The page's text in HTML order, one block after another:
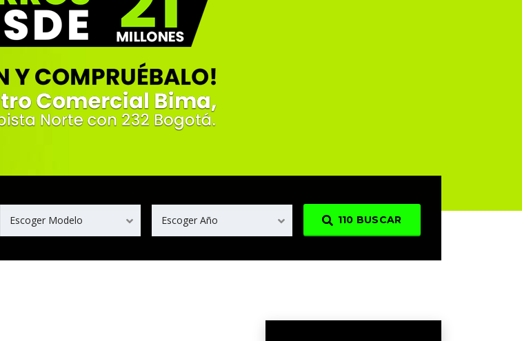
Escoger Modelo Escoger Año 110 BUSCAR